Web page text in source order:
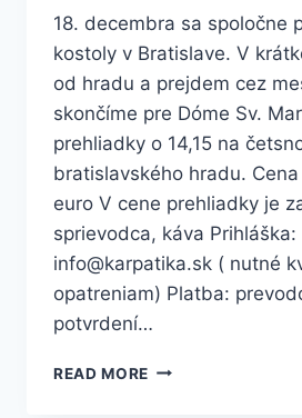
18. decembra sa spoločne
kostoly v Bratislave. V
od hradu a prejdem cez
skončíme pre Dóme Sv.
prehliadky o 14,15 na
bratislavského hradu.
euro V cene prehliadky je
sprievodca, káva Prihláška:
info@karpatika.sk ( nutné
opatreniam) Platba:
potvrdení…
READ MORE